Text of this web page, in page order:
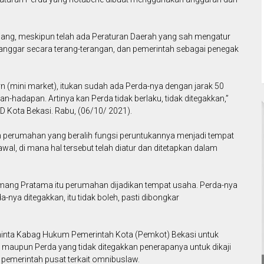
meskipun telah ada Peraturan Daerah yang sah mengatur
secara terang-terangan, dan pemerintah sebagai penegak
(mini market), itukan sudah ada Perda-nya dengan jarak 50
hadapan. Artinya kan Perda tidak berlaku, tidak ditegakkan,”
Kota Bekasi. Rabu, (06/10/ 2021).
yang beralih fungsi peruntukannya menjadi tempat
di mana hal tersebut telah diatur dan ditetapkan dalam
Pratama itu perumahan dijadikan tempat usaha. Perda-nya
nya ditegakkan, itu tidak boleh, pasti dibongkar
Kabag Hukum Pemerintah Kota (Pemkot) Bekasi untuk
Perda yang tidak ditegakkan penerapanya untuk dikaji
pusat terkait omnibuslaw.